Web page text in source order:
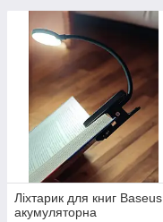
Ліхтарик для книг Baseus
акумуляторна